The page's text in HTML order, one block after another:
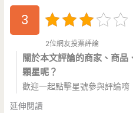
3
2位網友投票評論
關於本文評論的商家、商
顆星呢？
歡迎一起點擊星號參與評論唷
延伸閱讀